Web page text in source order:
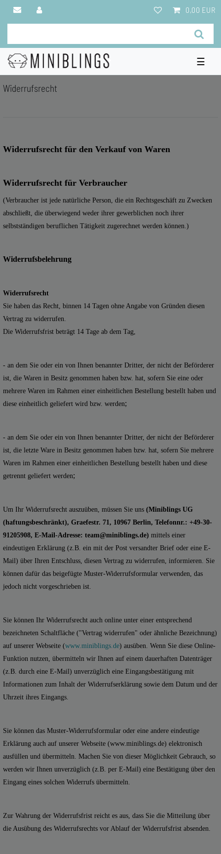
0,00 EUR
☰
Widerrufs­recht
Widerrufsrecht für den Verkauf von Waren
Widerrufsrecht für Verbraucher
(Verbraucher ist jede natürliche Person, die ein Rechtsgeschäft zu Zwecken
abschließt, die überwiegend weder ihrer gewerblichen noch ihrer
selbstständigen beruflichen Tätigkeit zugerechnet werden können.)
Widerrufsbelehrung
Widerrufsrecht
Sie haben das Recht, binnen 14 Tagen ohne Angabe von Gründen diesen
Vertrag zu widerrufen.
Die Widerrufsfrist beträgt 14 Tage ab dem Tag,
- an dem Sie oder ein von Ihnen benannter Dritter, der nicht der Beförderer
ist, die Waren in Besitz genommen haben bzw. hat, sofern Sie eine oder
mehrere Waren im Rahmen einer einheitlichen Bestellung bestellt haben und
diese einheitlich geliefert wird bzw. werden;
- an dem Sie oder ein von Ihnen benannter Dritter, der nicht der Beförderer
ist, die letzte Ware in Besitz genommen haben bzw. hat, sofern Sie mehrere
Waren im Rahmen einer einheitlichen Bestellung bestellt haben und diese
getrennt geliefert werden;
Um Ihr Widerrufsrecht auszuüben, müssen Sie uns (Miniblings UG
(haftungsbeschränkt), Graefestr. 71, 10967 Berlin, Telefonnr.: +49-30-
91205908, E-Mail-Adresse: team@miniblings.de) mittels einer
eindeutigen Erklärung (z.B. ein mit der Post versandter Brief oder eine E-
Mail) über Ihren Entschluss, diesen Vertrag zu widerrufen, informieren. Sie
können dafür das beigefügte Muster-Widerrufsformular verwenden, das
jedoch nicht vorgeschrieben ist.
Sie können Ihr Widerrufsrecht auch online unter einer entsprechend
bezeichneten Schaltfläche ("Vertrag widerrufen" oder ähnliche Bezeichnung)
auf unserer Webseite (www.miniblings.de) ausüben. Wenn Sie diese Online-
Funktion nutzen, übermitteln wir Ihnen auf einem dauerhaften Datenträger
(z.B. durch eine E-Mail) unverzüglich eine Eingangsbestätigung mit
Informationen zum Inhalt der Widerrufserklärung sowie dem Datum und der
Uhrzeit ihres Eingangs.
Sie können das Muster-Widerrufsformular oder eine andere eindeutige
Erklärung auch auf unserer Webseite (www.miniblings.de) elektronisch
ausfüllen und übermitteln. Machen Sie von dieser Möglichkeit Gebrauch, so
werden wir Ihnen unverzüglich (z.B. per E-Mail) eine Bestätigung über den
Eingang eines solchen Widerrufs übermitteln.
Zur Wahrung der Widerrufsfrist reicht es aus, dass Sie die Mitteilung über
die Ausübung des Widerrufsrechts vor Ablauf der Widerrufsfrist absenden.